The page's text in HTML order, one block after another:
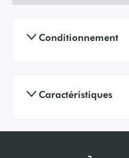
Conditionnement
Caractéristiques